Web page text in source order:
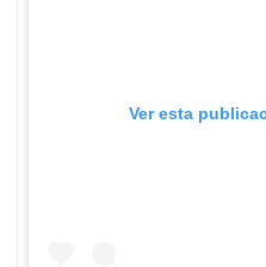
Ver esta